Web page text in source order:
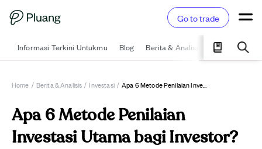
Go to trade
Informasi Terkini Untukmu Blog Berita & Analisis Pelajari
Home / Berita & Analisis / Investasi / Apa 6 Metode Penilaian Investasi Utama Bagi Investor?
Apa 6 Metode Penilaian
Investasi Utama bagi Investor?